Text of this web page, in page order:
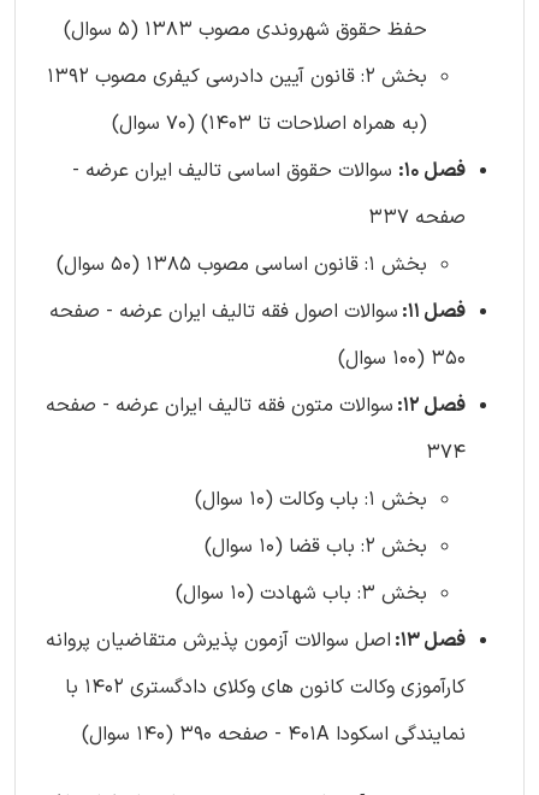
حفظ حقوق شهروندی مصوب 1383 (5 سوال)
بخش 2: قانون آیین دادرسی کیفری مصوب 1392
(به همراه اصلاحات تا 1403) (70 سوال)
فصل 10:
سوالات حقوق اساسی تالیف ایران عرضه -
صفحه 337
بخش 1: قانون اساسی مصوب 1385 (50 سوال)
فصل 11:
سوالات اصول فقه تالیف ایران عرضه - صفحه
350 (100 سوال)
فصل 12:
سوالات متون فقه تالیف ایران عرضه - صفحه
374
بخش 1: باب وکالت (10 سوال)
بخش 2: باب قضا (10 سوال)
بخش 3: باب شهادت (10 سوال)
فصل 13:
اصل سوالات آزمون پذیرش متقاضیان پروانه
کارآموزی وکالت کانون های وکلای دادگستری 1402 با
نمایندگی اسکودا 401A - صفحه 390 (140 سوال)